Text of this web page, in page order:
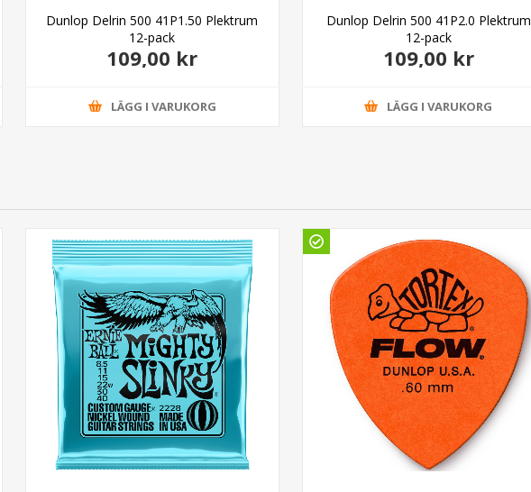
Dunlop Delrin 500 41P1.50 Plektrum
12-pack
109,00 kr
LÄGG I VARUKORG
Dunlop Delrin 500 41P2.0 Plektrum
12-pack
109,00 kr
LÄGG I VARUKORG